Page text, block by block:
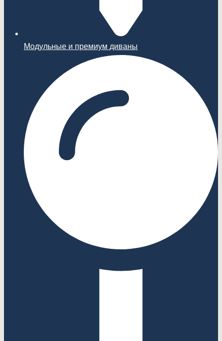
Модульные и премиум диваны